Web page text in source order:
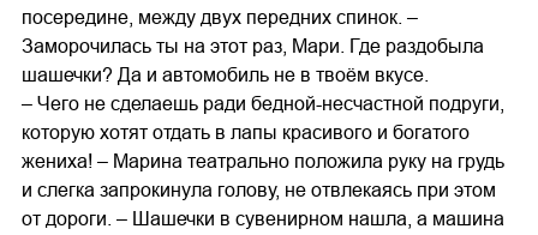
посередине, между двух передних спинок. –
Заморочилась ты на этот раз, Мари. Где раздобыла
шашечки? Да и автомобиль не в твоём вкусе.
– Чего не сделаешь ради бедной-несчастной подруги,
которую хотят отдать в лапы красивого и богатого
жениха! – Марина театрально положила руку на грудь
и слегка запрокинула голову, не отвлекаясь при этом
от дороги. – Шашечки в сувенирном нашла, а машина